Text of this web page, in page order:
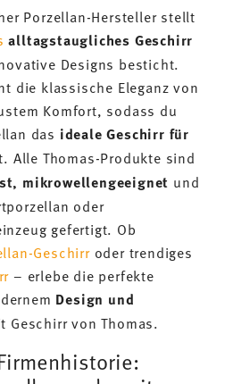
Porzellan-Hersteller stellt
alltagstaugliches Geschirr
Designs besticht.
die klassische Eleganz von
Komfort, sodass du
das ideale Geschirr für
Alle Thomas-Produkte sind
mikrowellengeeignet und
oder
gefertigt. Ob
Geschirroder trendiges
– erlebe die perfekte
Design und
Geschirr von Thomas.